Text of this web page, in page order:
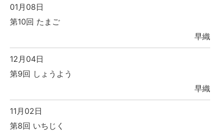
01月08日
第10回 たまご
早織
12月04日
第9回 しょうよう
早織
11月02日
第8回 いちじく